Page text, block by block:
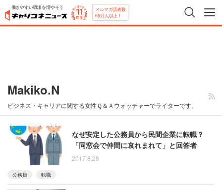
働きやすい職場を増やそう メルマガ読者数
65万人以上！
Makiko.N
ビジネス・キャリアに関する女性Ｑ＆Ａウォッチャーでライターです。
なぜ安定した公務員から民間企業に転職？
「同窓会で仲間に哀れまれて」と回答者
2017.8.28
公務員 転職